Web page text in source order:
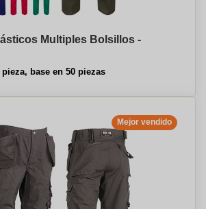
Multiples Bolsillos -
pieza, base en 50 piezas
Mejor vendido